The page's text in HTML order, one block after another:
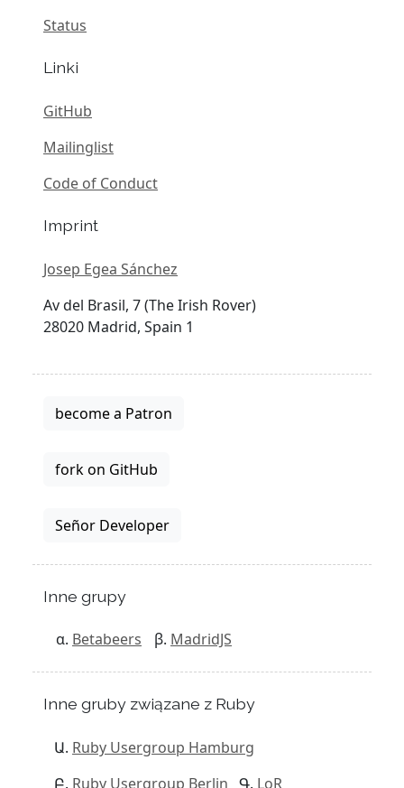
Status
Linki
GitHub
Mailinglist
Code of Conduct
Imprint
Josep Egea Sánchez
Av del Brasil, 7 (The Irish Rover)
28020 Madrid, Spain 1
become a Patron
fork on GitHub
Señor Developer
Inne grupy
Betabeers MadridJS
Inne gruby związane z Ruby
Ruby Usergroup Hamburg
Ruby Usergroup Berlin
LoR